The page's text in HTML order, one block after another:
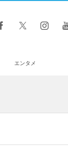
エンタメ